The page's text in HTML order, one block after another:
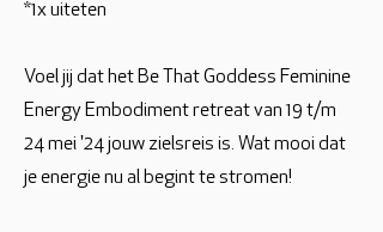
*1x uiteten
Voel jij dat het Be That Goddess Feminine
Energy Embodiment retreat van 19 t/m
24 mei '24 jouw zielsreis is. Wat mooi dat
je energie nu al begint te stromen!